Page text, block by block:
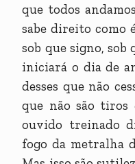
que todos
sabe direito como
sob que signo, sob
iniciará o dia de
desses que não
que não são tiros
ouvido treinado
fogo da metralha